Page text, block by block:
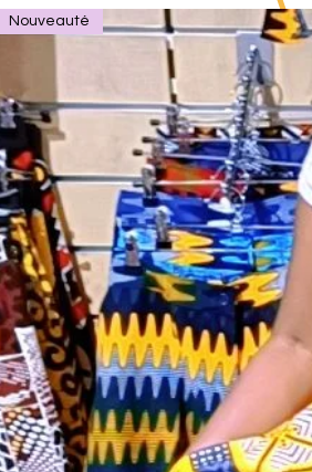
Nouveauté